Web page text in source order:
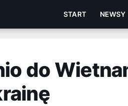
START NEWSY
do